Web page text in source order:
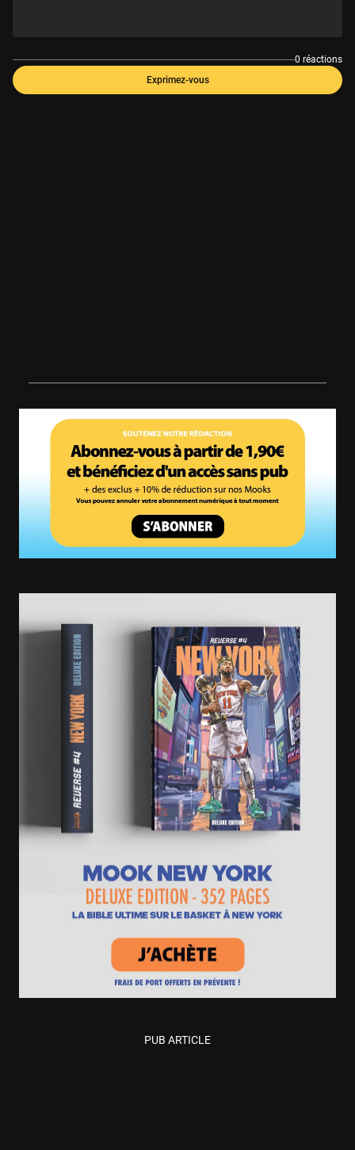
0 réactions
Exprimez-vous
PUB ARTICLE